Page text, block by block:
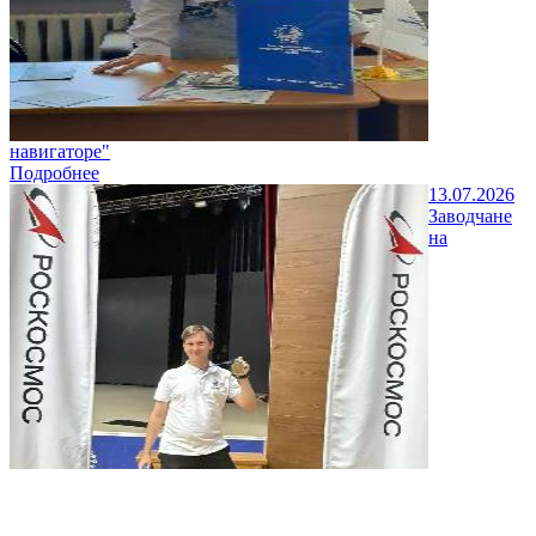
навигаторе"
Подробнее
13.07.2026
Заводчане
на